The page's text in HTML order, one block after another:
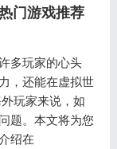
门游戏推荐
多玩家的心头
，还能在虚拟世
玩家来说，如
题。本文将为您
绍在